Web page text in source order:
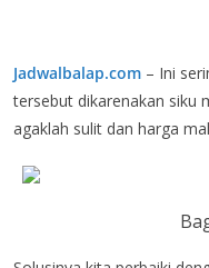
Jadwalbalap.com – Ini
tersebut dikarenakan siku
agaklah sulit dan harga